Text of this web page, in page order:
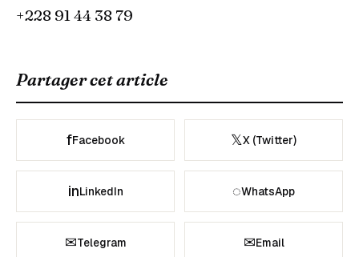
+228 91 44 38 79
Partager cet article
fFacebook 𝕏X (Twitter)
inLinkedIn ◌WhatsApp
✉Telegram ✉Email